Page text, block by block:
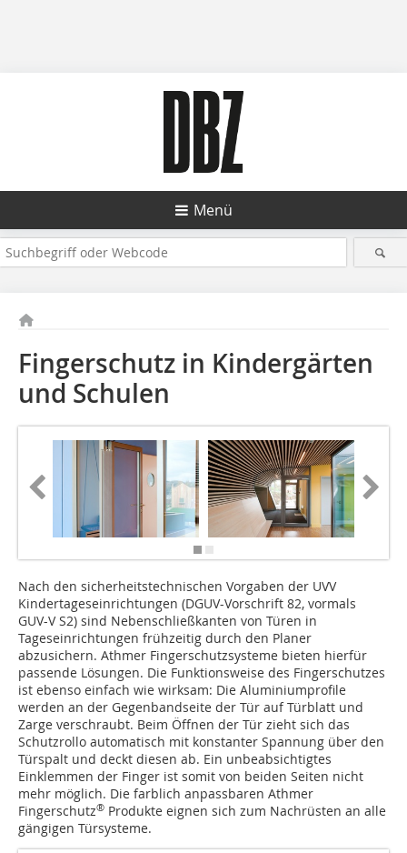
Menü
Fingerschutz in Kindergärten
und Schulen
Nach den sicherheitstechnischen Vorgaben der UVV
Kindertageseinrichtungen (DGUV-Vorschrift 82, vormals
GUV-V S2) sind Nebenschließkanten von Türen in
Tageseinrichtungen frühzeitig durch den Planer
abzusichern. Athmer Fingerschutzsysteme bieten hierfür
passende Lösungen. Die Funktionsweise des Fingerschutzes
ist ebenso einfach wie wirksam: Die Aluminiumprofile
werden an der Gegenbandseite der Tür auf Türblatt und
Zarge verschraubt. Beim Öffnen der Tür zieht sich das
Schutzrollo automatisch mit konstanter Spannung über den
Türspalt und deckt diesen ab. Ein unbeabsichtigtes
Einklemmen der Finger ist somit von beiden Seiten nicht
mehr möglich. Die farblich anpassbaren Athmer
Fingerschutz® Produkte eignen sich zum Nachrüsten an alle
gängigen Türsysteme.